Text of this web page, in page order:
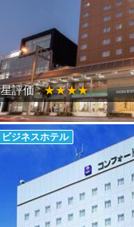
星評価 :★★★★
ビジネスホテル